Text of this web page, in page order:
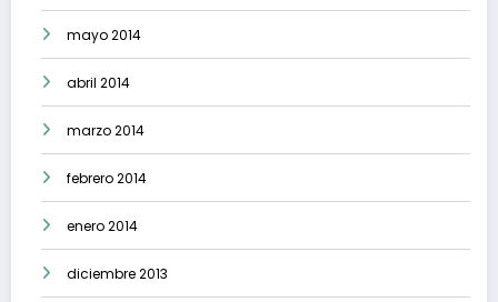
mayo 2014
abril 2014
marzo 2014
febrero 2014
enero 2014
diciembre 2013